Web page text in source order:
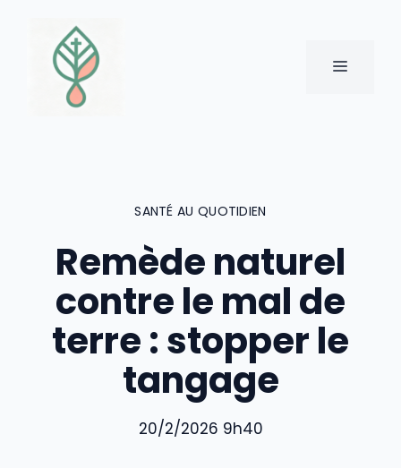
contenu
MENU
SANTÉ AU QUOTIDIEN
Remède naturel
contre le mal de
terre : stopper le
tangage
20/2/2026 9h40